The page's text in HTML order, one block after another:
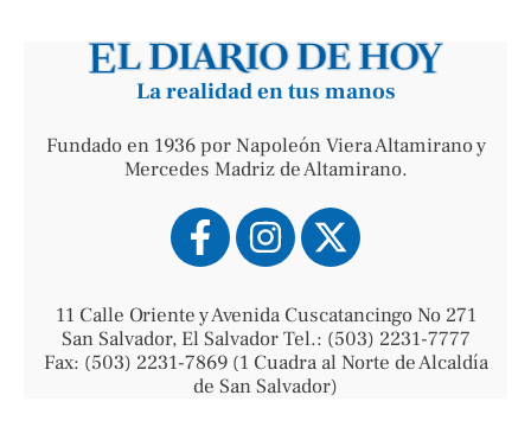
La realidad en tus manos
Fundado en 1936 por Napoleón Viera Altamirano y
Mercedes Madriz de Altamirano.
11 Calle Oriente y Avenida Cuscatancingo No 271
San Salvador, El Salvador Tel.: (503) 2231-7777
Fax: (503) 2231-7869 (1 Cuadra al Norte de Alcaldía
de San Salvador)